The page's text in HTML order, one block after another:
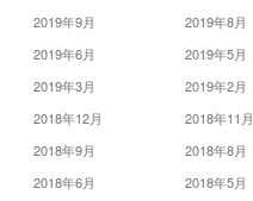
2019年9月
2019年8月
2019年6月
2019年5月
2019年3月
2019年2月
2018年12月
2018年11月
2018年9月
2018年8月
2018年6月
2018年5月